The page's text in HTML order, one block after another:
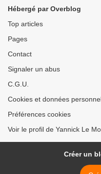
Hébergé par Overblog
Top articles
Pages
Contact
Signaler un abus
C.G.U.
Cookies et données
Préférences cookies
Voir le profil de Yannick Le
Créer un